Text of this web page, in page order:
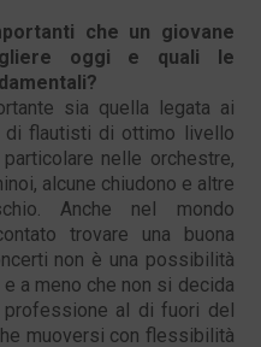
che un giovane
oggi e quali le
sia quella legata ai
di flautisti di ottimo livello
nelle orchestre,
alcune chiudono e altre
Anche nel mondo
trovare una buona
non è una possibilità
a meno che non si decida
al di fuori del
muoversi con flessibilità